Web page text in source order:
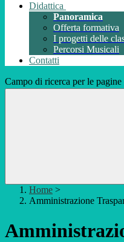
Didattica
Panoramica
Offerta formativa
I progetti delle
Percorsi Musicali
Contatti
Campo di ricerca per le pagine
Home >
Amministrazione